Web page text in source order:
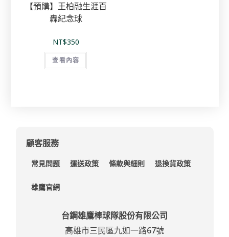
【預購】王柏融生涯百
轟紀念球
NT$350
查看內容
顧客服務
常見問題 運送政策 條款與細則 退換貨政策
雄鷹官網
台鋼雄鷹棒球隊股份有限公司
高雄市三民區九如一路67號